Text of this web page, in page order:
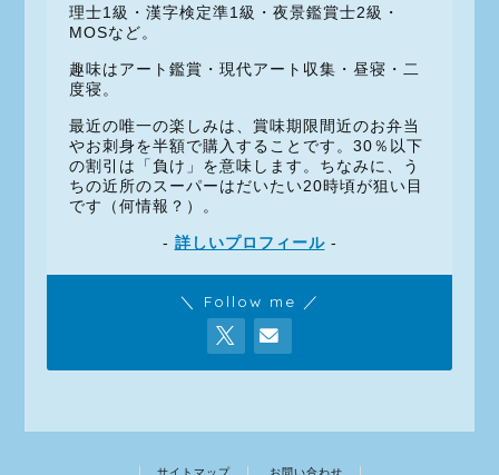
理士1級・漢字検定準1級・夜景鑑賞士2級・
MOSなど。
趣味はアート鑑賞・現代アート収集・昼寝・二
度寝。
最近の唯一の楽しみは、賞味期限間近のお弁当
やお刺身を半額で購入することです。30％以下
の割引は「負け」を意味します。ちなみに、う
ちの近所のスーパーはだいたい20時頃が狙い目
です（何情報？）。
- 詳しいプロフィール-
＼ Follow me ／
サイトマップ お問い合わせ